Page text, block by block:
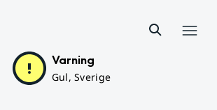
Varning
Gul, Sverige